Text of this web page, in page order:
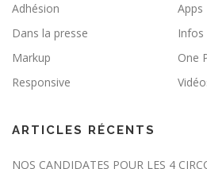
Adhésion
Apps
Dans la presse
Infos
Markup
One
Responsive
ARTICLES RÉCENTS
NOS CANDIDATES POUR LES 4